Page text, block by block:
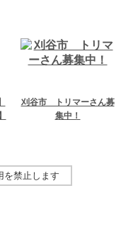
刈谷市 トリマーさん募
集中！
を禁止します